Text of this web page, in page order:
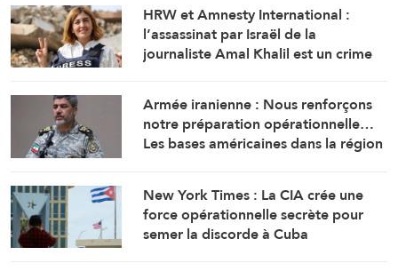
HRW et Amnesty International :
l’assassinat par Israël de la
journaliste Amal Khalil est un crime
Armée iranienne : Nous renforçons
notre préparation opérationnelle…
Les bases américaines dans la région
New York Times : La CIA crée une
force opérationnelle secrète pour
semer la discorde à Cuba